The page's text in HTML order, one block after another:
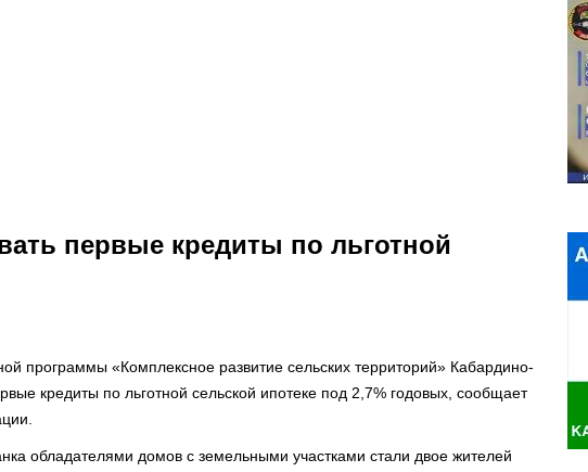
первые кредиты по льготной
программы «Комплексное развитие сельских территорий» Кабардино-
кредиты по льготной сельской ипотеке под 2,7% годовых, сообщает
обладателями домов с земельными участками стали двое жителей